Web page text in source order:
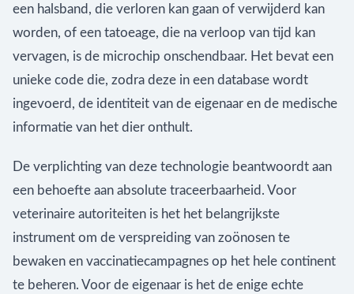
een halsband, die verloren kan gaan of verwijderd kan
worden, of een tatoeage, die na verloop van tijd kan
vervagen, is de microchip onschendbaar. Het bevat een
unieke code die, zodra deze in een database wordt
ingevoerd, de identiteit van de eigenaar en de medische
informatie van het dier onthult.
De verplichting van deze technologie beantwoordt aan
een behoefte aan absolute traceerbaarheid. Voor
veterinaire autoriteiten is het het belangrijkste
instrument om de verspreiding van zoönosen te
bewaken en vaccinatiecampagnes op het hele continent
te beheren. Voor de eigenaar is het de enige echte